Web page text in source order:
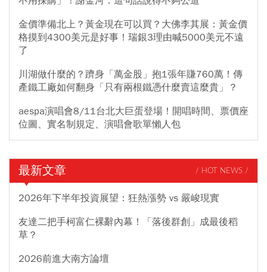
金價準備北上？黃金現在可以買？大佛李其展：黃金價
格摸到4300美元是好事！瑞銀3理由喊5000美元不遠
了
川湖做什麼的？躋身「萬金股」抱1張年賺760萬！傳
產鐵工廠如何翻身「只有兩根鐵憑什麼賣這麼貴」？
aespa演唱會8/11台北大巨蛋登場！開唱時間、票價座
位圖、實名制規定、演唱會歌單懶人包
最新文章 / HOT NEWS /
2026年下半年投資展望：狂熱漲勢 vs 嚴峻現實
友達二把手柯富仁裸辭內幕！「落後群創」成最後稻
草？
2026前進大南方論壇